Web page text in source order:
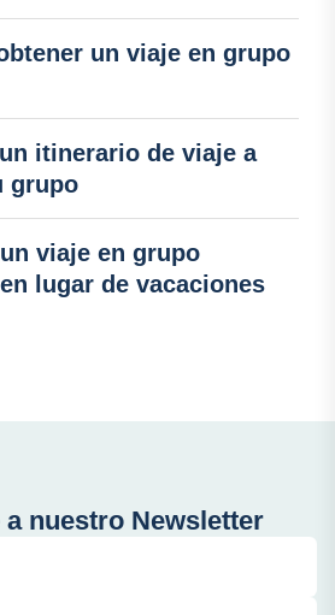
un viaje en grupo
itinerario de viaje a
grupo
viaje en grupo
lugar de vacaciones
nuestro Newsletter